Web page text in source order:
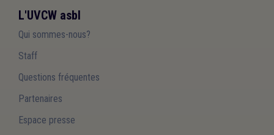
L'UVCW asbl
Qui sommes-nous?
Staff
Questions fréquentes
Partenaires
Espace presse